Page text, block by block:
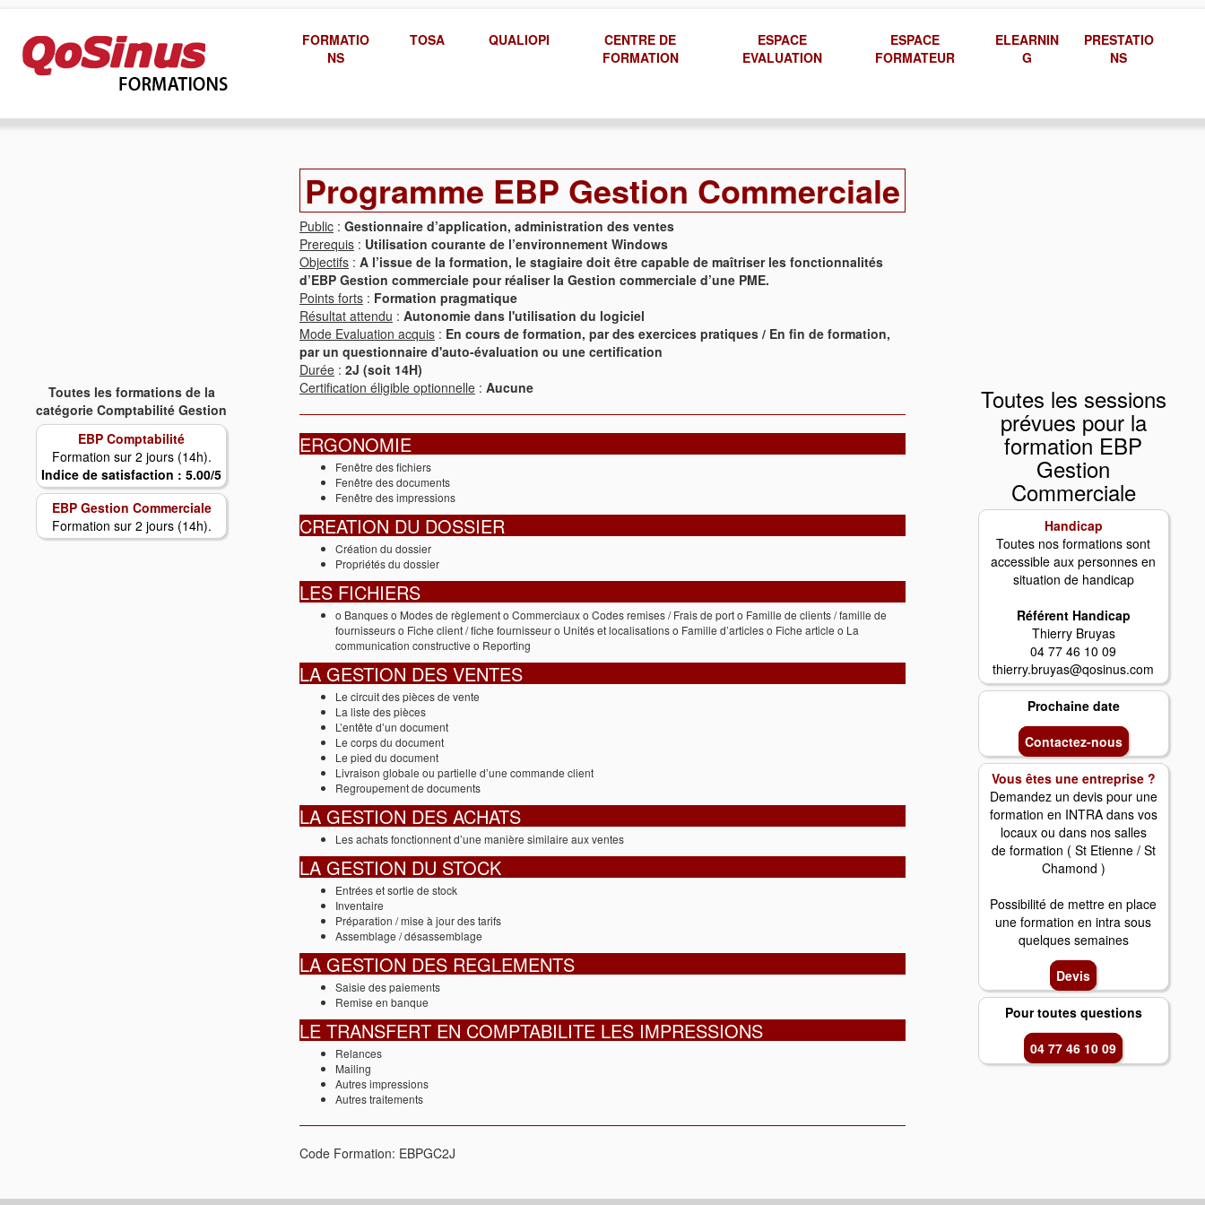
FORMATIO
NS
TOSA QUALIOPI
CENTRE DE
FORMATION
ESPACE
EVALUATION
ESPACE
FORMATEUR
ELEARNIN
G
PRESTATIO
NS
Toutes les formations de la
catégorie Comptabilité Gestion
EBP Comptabilité
Formation sur 2 jours (14h).
Indice de satisfaction : 5.00/5
EBP Gestion Commerciale
Formation sur 2 jours (14h).
Programme EBP Gestion Commerciale
Public: Gestionnaire d’application, administration des ventes
Prerequis: Utilisation courante de l’environnement Windows
Objectifs: A l’issue de la formation, le stagiaire doit être capable de maîtriser les fonctionnalités
d’EBP Gestion commerciale pour réaliser la Gestion commerciale d’une PME.
Points forts: Formation pragmatique
Résultat attendu : Autonomie dans l'utilisation du logiciel
Mode Evaluation acquis: En cours de formation, par des exercices pratiques / En fin de formation,
par un questionnaire d'auto-évaluation ou une certification
Durée: 2J (soit 14H)
Certification éligible optionnelle: Aucune
ERGONOMIE
Fenêtre des fichiers
Fenêtre des documents
Fenêtre des impressions
CREATION DU DOSSIER
Création du dossier
Propriétés du dossier
LES FICHIERS
o Banques o Modes de règlement o Commerciaux o Codes remises / Frais de port o Famille de clients / famille de
fournisseurs o Fiche client / fiche fournisseur o Unités et localisations o Famille d’articles o Fiche article o La
communication constructive o Reporting
LA GESTION DES VENTES
Le circuit des pièces de vente
La liste des pièces
L’entête d’un document
Le corps du document
Le pied du document
Livraison globale ou partielle d’une commande client
Regroupement de documents
LA GESTION DES ACHATS
Les achats fonctionnent d’une manière similaire aux ventes
LA GESTION DU STOCK
Entrées et sortie de stock
Inventaire
Préparation / mise à jour des tarifs
Assemblage / désassemblage
LA GESTION DES REGLEMENTS
Saisie des paiements
Remise en banque
LE TRANSFERT EN COMPTABILITE LES IMPRESSIONS
Relances
Mailing
Autres impressions
Autres traitements
Code Formation: EBPGC2J
Toutes les sessions
prévues pour la
formation EBP
Gestion
Commerciale
Handicap
Toutes nos formations sont
accessible aux personnes en
situation de handicap
Référent Handicap
Thierry Bruyas
04 77 46 10 09
thierry.bruyas@qosinus.com
Prochaine date
Contactez-nous
Vous êtes une entreprise ?
Demandez un devis pour une
formation en INTRA dans vos
locaux ou dans nos salles
de formation ( St Etienne / St
Chamond )
Possibilité de mettre en place
une formation en intra sous
quelques semaines
Devis
Pour toutes questions
04 77 46 10 09